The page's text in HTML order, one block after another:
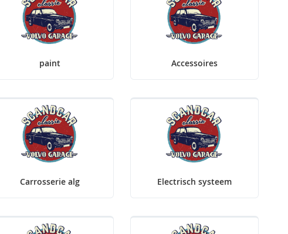
paint Accessoires
Carrosserie alg Electrisch systeem